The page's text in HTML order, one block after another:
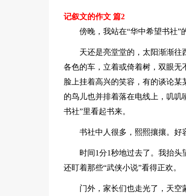
记叙文的作文 篇2
傍晚，我站在“华中希望书社”
天还是亮堂堂的，太阳渐渐
各色的车，立着或倚着树，双眼无
脸上挂着高兴的笑容，有的谈论
的鸟儿也并排着落在电线上，叽叽
书社”里看起书来。
书社中人很多，熙熙攘攘。好
时间1分1秒地过去了。我抬
还盯着那些“武侠小说”看得正欢。
门外，家长们也走光了，天空